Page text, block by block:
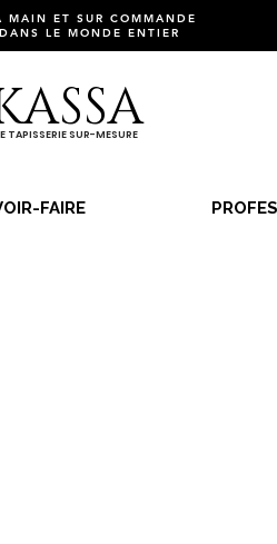
MAIN ET SUR COMMANDE
LE MONDE ENTIER
TAPISSERIE SUR-MESURE
FAIRE